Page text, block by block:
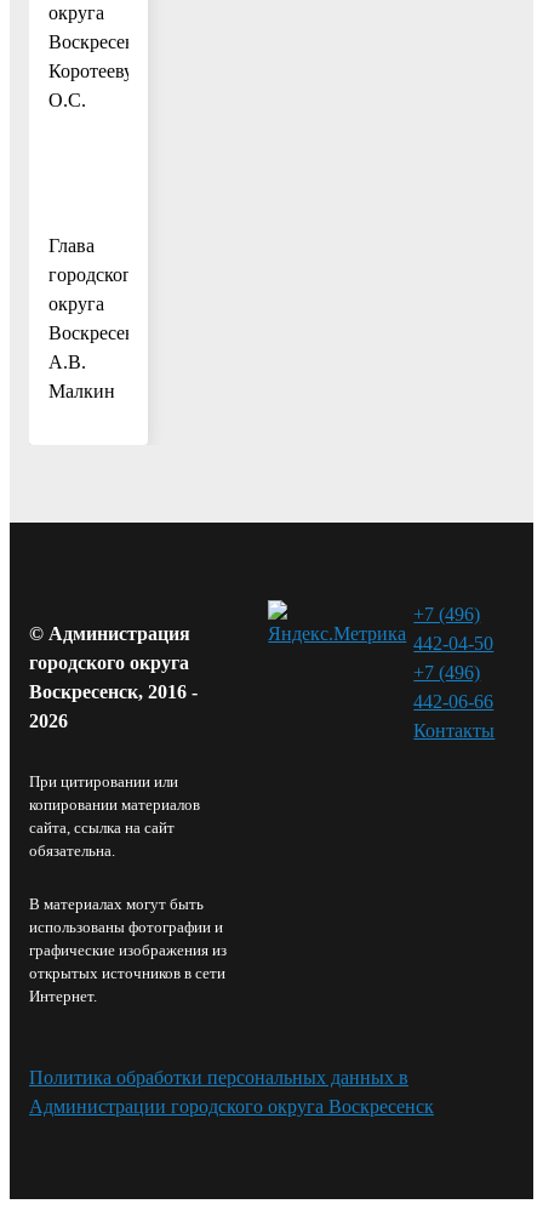
округа
Воскресенск
Коротееву
О.С.
Глава
городского
округа
Воскресенск
А.В.
Малкин
© Администрация
городского округа
Воскресенск, 2016 -
2026
При цитировании или
копировании материалов
сайта, ссылка на сайт
обязательна.
В материалах могут быть
использованы фотографии и
графические изображения из
открытых источников в сети
Интернет.
+7 (496)
442-04-50
+7 (496)
442-06-66
Контакты⁠
Политика обработки персональных данных в
Администрации городского округа Воскресенск